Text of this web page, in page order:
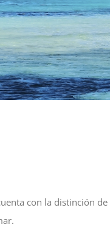
con la distinción de